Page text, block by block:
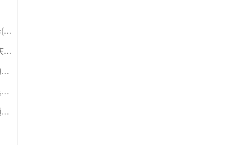
中石化加油卡兑换世纪联华充值卡(杭州联华)
中石化加油卡兑换重百世纪卡(重庆百货)
中石化加油卡兑换南京中央商场购物卡
中石化加油卡兑换银座购物卡（黑卡）
中石化加油卡兑换叮咚买菜（限通用礼品卡）